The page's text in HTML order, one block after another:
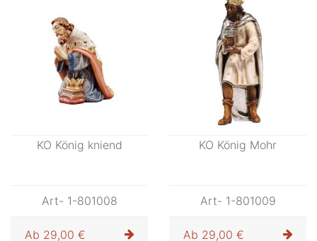
KO König kniend
Art- 1-801008
Ab 29,00 €
KO König Mohr
Art- 1-801009
Ab 29,00 €